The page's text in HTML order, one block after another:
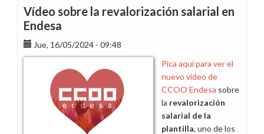
alegrías
mil
en
mayo,
¡quién
sabe
si
tendremos
para
Vídeo sobre la revalorización salarial en
Endesa
Jue, 16/05/2024 - 09:48
Pica aquí para ver el
nuevo vídeo de
CCOO Endesa sobre
la revalorización
salarial de la
plantilla, uno de los